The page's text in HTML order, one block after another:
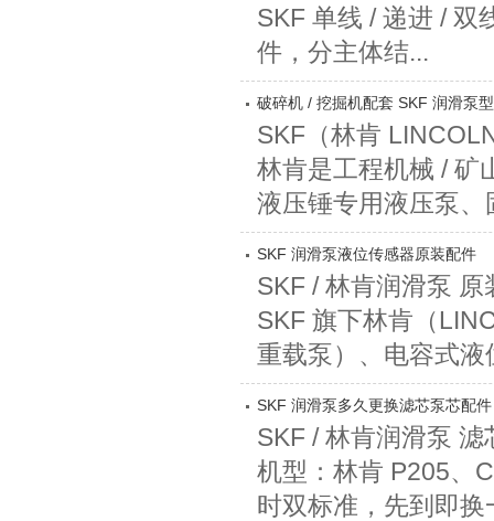
SKF 单线 / 递进 / 双
件，分主体结...
破碎机 / 挖掘机配套 SKF 润滑泵
SKF（林肯
林肯是工程机械 / 矿
液压锤专用液压泵
SKF 润滑泵液位传感器原装配件
SKF / 林肯润滑泵
SKF 旗下林肯（
重载泵）、电容式
SKF 润滑泵多久更换滤芯泵芯配件
SKF / 林肯润滑泵
机型：林肯 P205、
时双标准，先到即